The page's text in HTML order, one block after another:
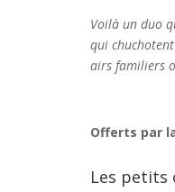
Voilà un duo
qui
airs familiers
Offerts par
Les petits